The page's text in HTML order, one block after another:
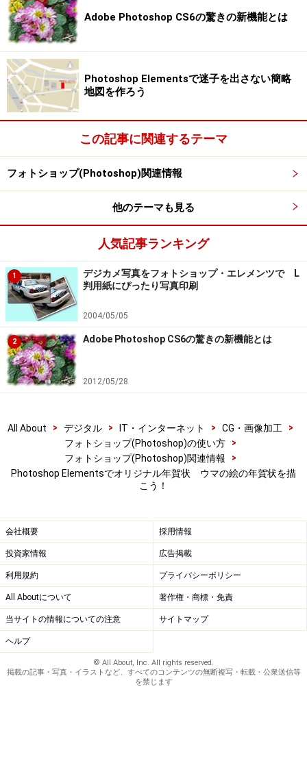
Adobe Photoshop CS6の驚きの新機能とは
Photoshop Elementsで迷子を出さない簡略
地図を作ろう
この記事に関連するテーマ
フォトショップ(Photoshop)関連情報
他のテーマも見る
人気記事ランキング
1
デジカメ写真をフォトショップ・エレメンツで L
判用紙にぴったり写真印刷
2004/05/05
2 Adobe Photoshop CS6の驚きの新機能とは
2012/05/28
All About > デジタル > IT・インターネット > CG・画像加工
>
フォトショップ(Photoshop)の使い方
>
フォトショップ(Photoshop)関連情報
>
Photoshop Elementsでオリジナル年賀状 ウマの絵の年賀状を描
こう！
会社概要 採用情報
投資家情報 広告掲載
利用規約 プライバシーポリシー
All Aboutについて 著作権・商標・免責
当サイトの情報についての注意 サイトマップ
ヘルプ
© All About, Inc. All rights reserved.
掲載の記事・写真・イラストなど、すべてのコンテンツの無断複写・転載・公衆送信等
を禁じます